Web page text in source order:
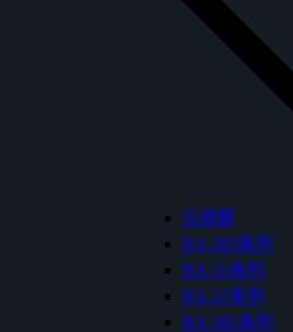
化妝鏡
BA-383系列
BA-35系列
BA-37系列
BA-381系列